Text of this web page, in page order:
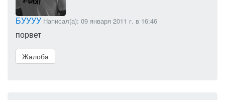
БУУУУ Написал(а): 09 января 2011 г. в 16:46
порвет
Жалоба